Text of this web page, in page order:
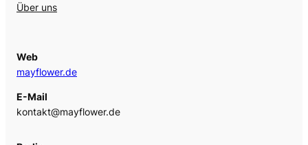
Über uns
Web
mayflower.de
E-Mail
kontakt@mayflower.de